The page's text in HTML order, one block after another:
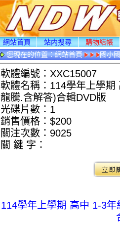
網站首頁 站内搜尋
購物結帳
您現在的位置：網站首頁 國小
軟體編號：XXC15007
軟體名稱：114學年上學
龍騰.含解答)合輯DVD版
光碟片數：1
銷售價格：$200
關注次數： 9025
關 鍵 字：
114學年上學期 高中 1-3